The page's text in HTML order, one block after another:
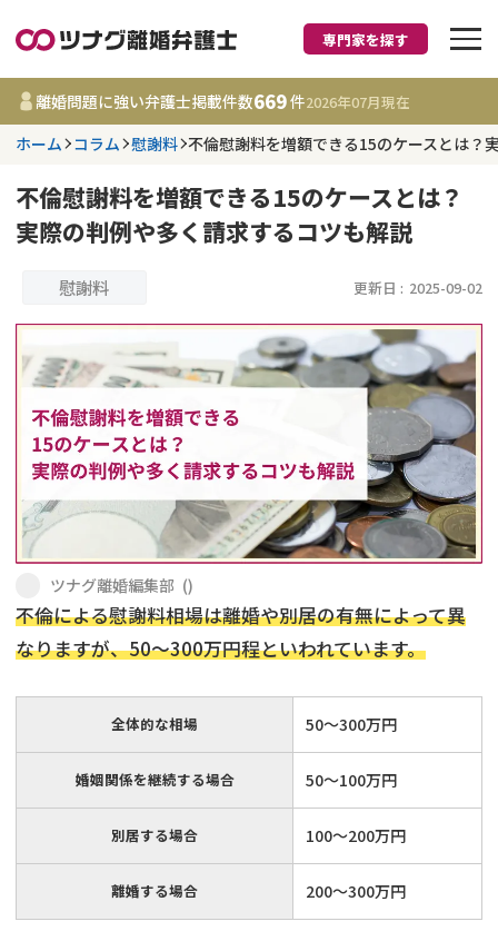
離婚に強い弁護士
都道府県を選択
669
更新日 :2026年07月31日
離婚前相談
DV
不貞・不倫慰謝料請求
内縁の夫婦
費用相場
財産分与
養育費
慰謝料
国際離婚
DV
離婚の相談先
離婚したくない
専門家を探す
離婚問題に強い弁護士掲載件数669件2026年07月現在
ホーム コラム 慰謝料 不倫慰謝料を増額できる15のケースとは？
不倫慰謝料を増額できる15のケースとは？
実際の判例や多く請求するコツも解説
慰謝料 更新日 : 2025-09-02
ツナグ離婚編集部 ()
不倫による慰謝料相場は離婚や別居の有無によって異
なりますが、50～300万円程といわれています。
全体的な相場 50～300万円
婚姻関係を継続する場合 50～100万円
別居する場合 100～200万円
離婚する場合 200～300万円